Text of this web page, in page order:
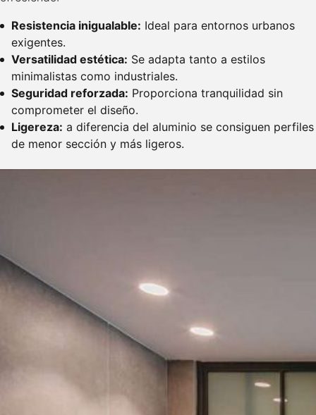
Resistencia inigualable: Ideal para entornos urbanos
exigentes.
Versatilidad estética: Se adapta tanto a estilos
minimalistas como industriales.
Seguridad reforzada: Proporciona tranquilidad sin
comprometer el diseño.
Ligereza: a diferencia del aluminio se consiguen perfiles
de menor sección y más ligeros.